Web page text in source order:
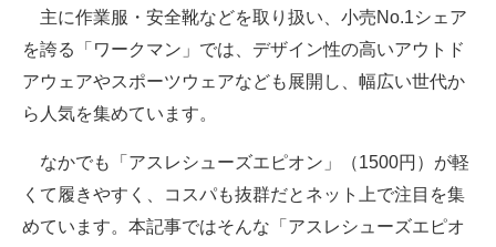
ITの今と未来を見通す
スマホと通信の最新トレンド
ビジネスと働き方のヒント
主に作業服・安全靴などを取り扱い、小売No.1シェア
を誇る「ワークマン」では、デザイン性の高いアウトド
アウェアやスポーツウェアなども展開し、幅広い世代か
ら人気を集めています。
なかでも「アスレシューズエピオン」（1500円）が軽
くて履きやすく、コスパも抜群だとネット上で注目を集
めています。本記事ではそんな「アスレシューズエピオ